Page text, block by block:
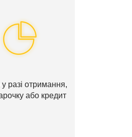
разі отримання,
або кредит